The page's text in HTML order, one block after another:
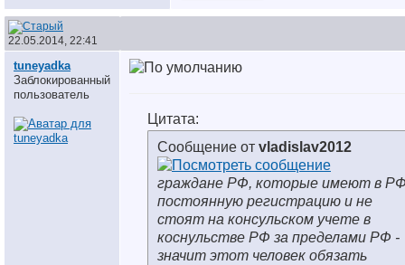
22.05.2014, 22:41
tuneyadka
Заблокированный
пользователь
Цитата:
Сообщение от vladislav2012
граждане РФ, которые имеют в
постоянную регистрацию и не
стоят на консульском учете в
коснульстве РФ за пределами РФ -
значит этот человек обязать